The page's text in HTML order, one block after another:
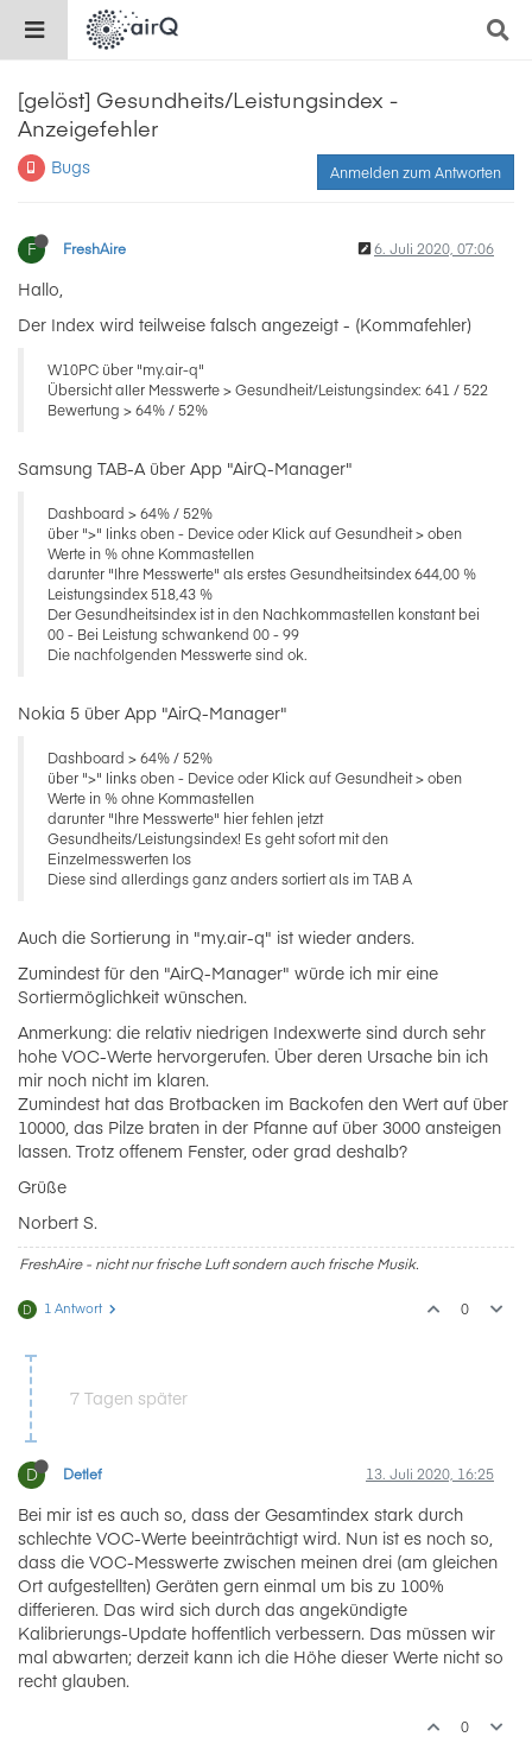
[gelöst] Gesundheits/Leistungsindex -
Anzeigefehler
Bugs Anmelden zum Antworten
F FreshAire 6. Juli 2020, 07:06
Hallo,
Der Index wird teilweise falsch angezeigt - (Kommafehler)
W10PC über "my.air-q"
Übersicht aller Messwerte > Gesundheit/Leistungsindex: 641 / 522
Bewertung > 64% / 52%
Samsung TAB-A über App "AirQ-Manager"
Dashboard > 64% / 52%
über ">" links oben - Device oder Klick auf Gesundheit > oben
Werte in % ohne Kommastellen
darunter "Ihre Messwerte" als erstes Gesundheitsindex 644,00 %
Leistungsindex 518,43 %
Der Gesundheitsindex ist in den Nachkommastellen konstant bei
00 - Bei Leistung schwankend 00 - 99
Die nachfolgenden Messwerte sind ok.
Nokia 5 über App "AirQ-Manager"
Dashboard > 64% / 52%
über ">" links oben - Device oder Klick auf Gesundheit > oben
Werte in % ohne Kommastellen
darunter "Ihre Messwerte" hier fehlen jetzt
Gesundheits/Leistungsindex! Es geht sofort mit den
Einzelmesswerten los
Diese sind allerdings ganz anders sortiert als im TAB A
Auch die Sortierung in "my.air-q" ist wieder anders.
Zumindest für den "AirQ-Manager" würde ich mir eine
Sortiermöglichkeit wünschen.
Anmerkung: die relativ niedrigen Indexwerte sind durch sehr
hohe VOC-Werte hervorgerufen. Über deren Ursache bin ich
mir noch nicht im klaren.
Zumindest hat das Brotbacken im Backofen den Wert auf über
10000, das Pilze braten in der Pfanne auf über 3000 ansteigen
lassen. Trotz offenem Fenster, oder grad deshalb?
Grüße
Norbert S.
FreshAire - nicht nur frische Luft sondern auch frische Musik.
D 1 Antwort 0
7 Tagen später
D Detlef 13. Juli 2020, 16:25
Bei mir ist es auch so, dass der Gesamtindex stark durch
schlechte VOC-Werte beeinträchtigt wird. Nun ist es noch so,
dass die VOC-Messwerte zwischen meinen drei (am gleichen
Ort aufgestellten) Geräten gern einmal um bis zu 100%
differieren. Das wird sich durch das angekündigte
Kalibrierungs-Update hoffentlich verbessern. Das müssen wir
mal abwarten; derzeit kann ich die Höhe dieser Werte nicht so
recht glauben.
0